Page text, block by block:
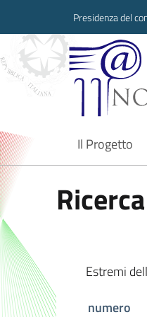
Presidenza del
Il Progetto
current
Estremi
numero